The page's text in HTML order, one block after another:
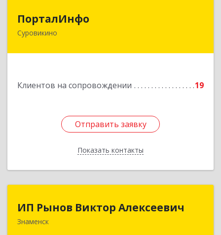
ПорталИнфо
Суровикино
Клиентов на сопровождении 19
Отправить заявку
Показать контакты
404414, г.Суровкино Волгоградской обл. ул. 1-й
Отправить заявку
Назад
ИП Рынов Виктор Алексеевич
Знаменск